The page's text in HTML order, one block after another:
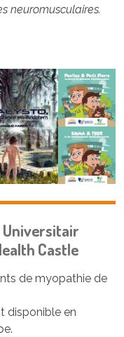
neuromusculaires.
Universitair
Castle
de myopathie de
disponible en